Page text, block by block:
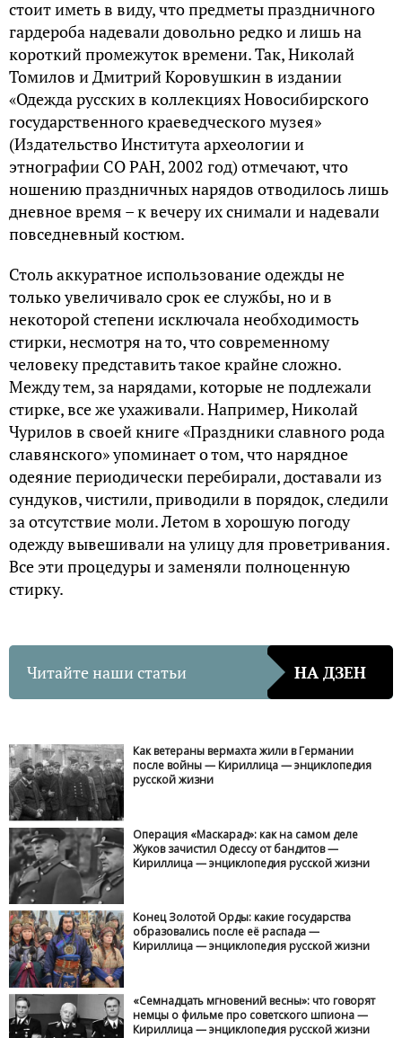
стоит иметь в виду, что предметы праздничного
гардероба надевали довольно редко и лишь на
короткий промежуток времени. Так, Николай
Томилов и Дмитрий Коровушкин в издании
«Одежда русских в коллекциях Новосибирского
государственного краеведческого музея»
(Издательство Института археологии и
этнографии СО РАН, 2002 год) отмечают, что
ношению праздничных нарядов отводилось лишь
дневное время – к вечеру их снимали и надевали
повседневный костюм.
Столь аккуратное использование одежды не
только увеличивало срок ее службы, но и в
некоторой степени исключала необходимость
стирки, несмотря на то, что современному
человеку представить такое крайне сложно.
Между тем, за нарядами, которые не подлежали
стирке, все же ухаживали. Например, Николай
Чурилов в своей книге «Праздники славного рода
славянского» упоминает о том, что нарядное
одеяние периодически перебирали, доставали из
сундуков, чистили, приводили в порядок, следили
за отсутствие моли. Летом в хорошую погоду
одежду вывешивали на улицу для проветривания.
Все эти процедуры и заменяли полноценную
стирку.
Читайте наши статьи НА ДЗЕН
Как ветераны вермахта жили в Германии
после войны — Кириллица — энциклопедия
русской жизни
Операция «Маскарад»: как на самом деле
Жуков зачистил Одессу от бандитов —
Кириллица — энциклопедия русской жизни
Конец Золотой Орды: какие государства
образовались после её распада —
Кириллица — энциклопедия русской жизни
«Семнадцать мгновений весны»: что говорят
немцы о фильме про советского шпиона —
Кириллица — энциклопедия русской жизни